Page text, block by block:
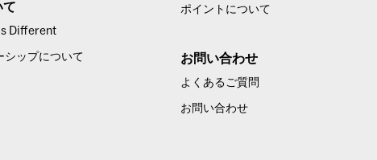
て
Different
シップについて
ポイントについて
お問い合わせ
よくあるご質問
お問い合わせ